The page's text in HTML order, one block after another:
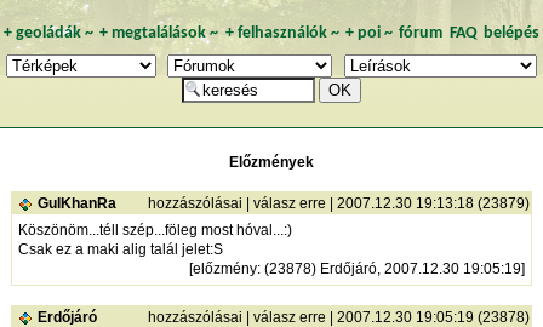
+ geoládák~ +megtalálások ~ + felhasználók~ + poi~ fórum FAQ belépés
Előzmények
GulKhanRa hozzászólásai válasz erre | 2007.12.30 19:13:18 (23879)
Köszönöm...téll szép...föleg most hóval...:)
Csak ez a maki alig talál jelet:S
[előzmény: (23878) Erdőjáró, 2007.12.30 19:05:19]
Erdőjáró hozzászólásai válasz erre | 2007.12.30 19:05:19 (23878)